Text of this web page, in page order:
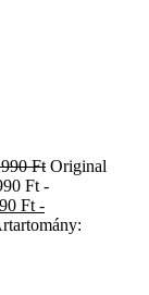
Ft Original
Ft -
Ft -